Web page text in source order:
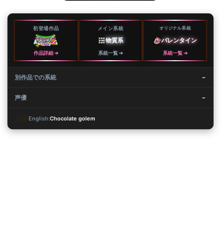
初登場作品
作品詳細 ➔
メイン系統
物質系
系統一覧 ➔
オリジナル系統
バレンタイン
系統一覧 ➔
別作品での系統 –
声優 –
🇬🇧English:Chocolate golem